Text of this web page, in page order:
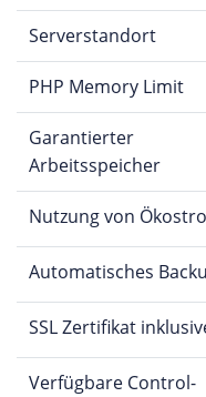
Serverstandort
PHP Memory Limit
Garantierter
Arbeitsspeicher
Nutzung von
Automatisches
SSL Zertifikat
Verfügbare Control-